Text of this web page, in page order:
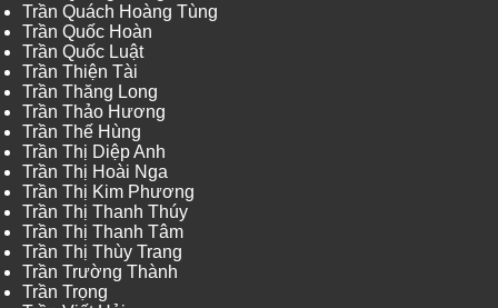
Trần Quách Hoàng Tùng
Trần Quốc Hoàn
Trần Quốc Luật
Trần Thiện Tài
Trần Thăng Long
Trần Thảo Hương
Trần Thế Hùng
Trần Thị Diệp Anh
Trần Thị Hoài Nga
Trần Thị Kim Phương
Trần Thị Thanh Thúy
Trần Thị Thanh Tâm
Trần Thị Thùy Trang
Trần Trường Thành
Trần Trọng